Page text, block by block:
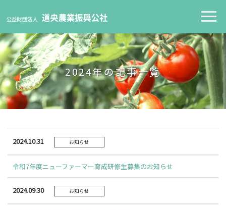
2024年の記事一覧
2024.10.31 お知らせ
令和7年度ニューファーマー育成研修生募集のお知らせ
2024.09.30 お知らせ